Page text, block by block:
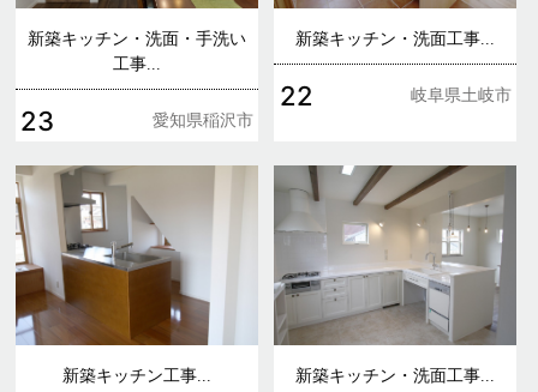
新築キッチン・洗面・手洗い
工事...
23 愛知県稲沢市
新築キッチン・洗面工事...
22 岐阜県土岐市
新築キッチン工事... 新築キッチン・洗面工事...